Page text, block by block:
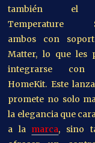
también el
Temperature
ambos con
Matter, lo que les
integrarse con
HomeKit. Este
promete no solo
la elegancia que
a la marca, sino